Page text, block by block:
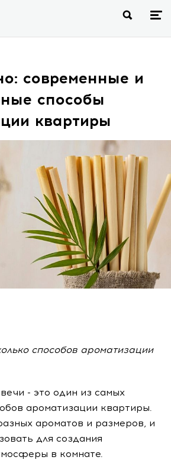
современные и
способы
квартиры
способов ароматизации
- это один из самых
ароматизации квартиры.
ароматов и размеров, и
для создания
в комнате.